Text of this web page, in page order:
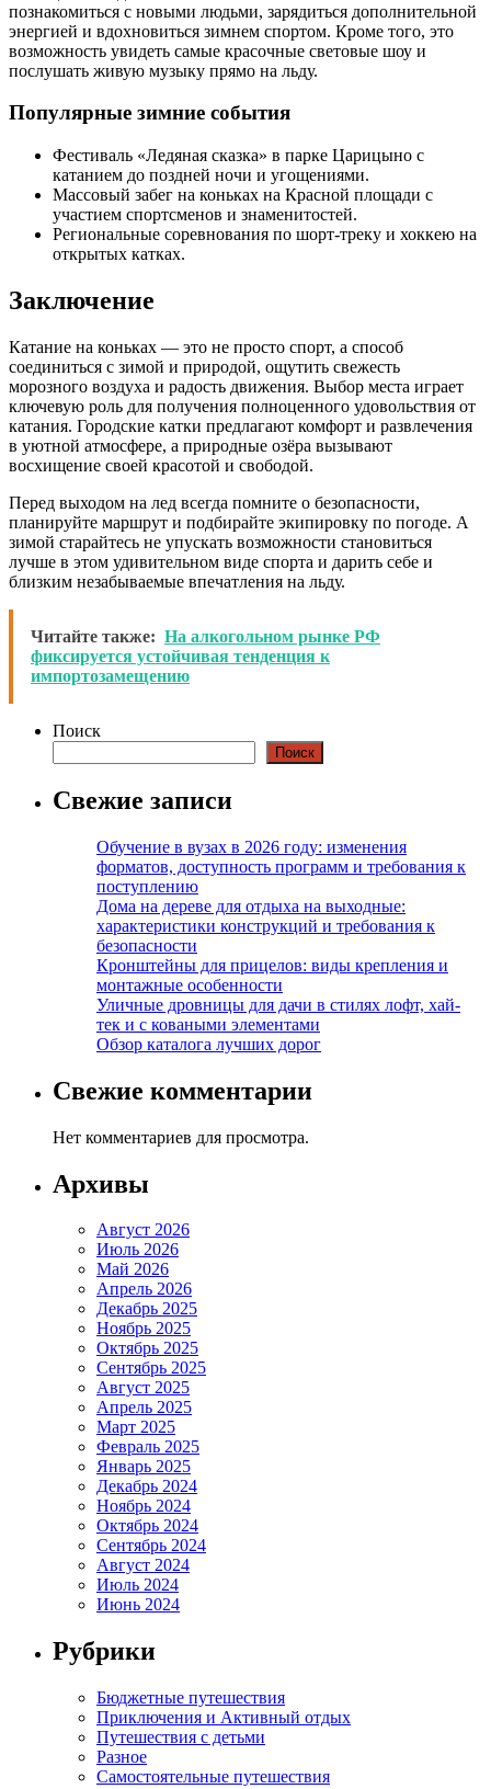
познакомиться с новыми людьми, зарядиться дополнительной
энергией и вдохновиться зимнем спортом. Кроме того, это
возможность увидеть самые красочные световые шоу и
послушать живую музыку прямо на льду.
Популярные зимние события
Фестиваль «Ледяная сказка» в парке Царицыно с
катанием до поздней ночи и угощениями.
Массовый забег на коньках на Красной площади с
участием спортсменов и знаменитостей.
Региональные соревнования по шорт-треку и хоккею на
открытых катках.
Заключение
Катание на коньках — это не просто спорт, а способ
соединиться с зимой и природой, ощутить свежесть
морозного воздуха и радость движения. Выбор места играет
ключевую роль для получения полноценного удовольствия от
катания. Городские катки предлагают комфорт и развлечения
в уютной атмосфере, а природные озёра вызывают
восхищение своей красотой и свободой.
Перед выходом на лед всегда помните о безопасности,
планируйте маршрут и подбирайте экипировку по погоде. А
зимой старайтесь не упускать возможности становиться
лучше в этом удивительном виде спорта и дарить себе и
близким незабываемые впечатления на льду.
Читайте также: На алкогольном рынке РФ
фиксируется устойчивая тенденция к
импортозамещению
Поиск
Поиск
Свежие записи
Обучение в вузах в 2026 году: изменения
форматов, доступность программ и требования к
поступлению
Дома на дереве для отдыха на выходные:
характеристики конструкций и требования к
безопасности
Кронштейны для прицелов: виды крепления и
монтажные особенности
Уличные дровницы для дачи в стилях лофт, хай-
тек и с коваными элементами
Обзор каталога лучших дорог
Свежие комментарии
Нет комментариев для просмотра.
Архивы
Август 2026
Июль 2026
Май 2026
Апрель 2026
Декабрь 2025
Ноябрь 2025
Октябрь 2025
Сентябрь 2025
Август 2025
Апрель 2025
Март 2025
Февраль 2025
Январь 2025
Декабрь 2024
Ноябрь 2024
Октябрь 2024
Сентябрь 2024
Август 2024
Июль 2024
Июнь 2024
Рубрики
Бюджетные путешествия
Приключения и Активный отдых
Путешествия с детьми
Разное
Самостоятельные путешествия